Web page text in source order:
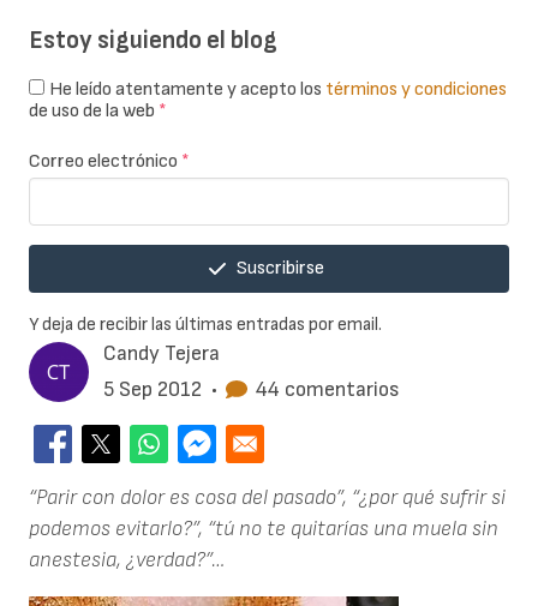
Candy Tejera
5 Sep 2012 • 44 comentarios
“Parir con dolor es cosa del pasado”, “¿por qué sufrir si
podemos evitarlo?”, “tú no te quitarías una muela sin
anestesia, ¿verdad?”…
Estoy siguiendo el blog
He leído atentamente y acepto los términos y condiciones
de uso de la web *
Correo electrónico *
Suscribirse
Y deja de recibir las últimas entradas por email.